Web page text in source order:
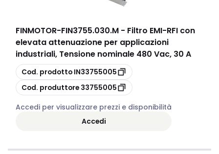
FINMOTOR-FIN3755.030.M - Filtro EMI-RFI con
elevata attenuazione per applicazioni
industriali, Tensione nominale 480 Vac, 30 A
copia
Cod. prodotto IN33755005
copia
Cod. produttore 33755005
Accedi per visualizzare prezzi e disponibilità
Accedi